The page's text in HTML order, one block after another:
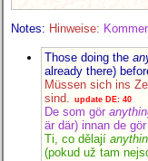
Notes: Hinweise:
Those doing the
already there)
Müssen sich ins
sind. update DE: 40
De som gör
är där) innan de gör
Ti, co dělají
(pokud už tam